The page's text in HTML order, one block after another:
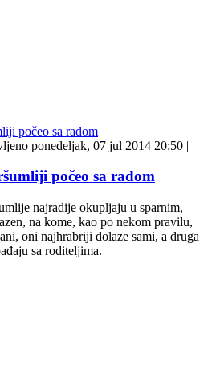
ponedeljak, 07 jul 2014 20:50 |
počeo sa radom
najradije okupljaju u sparnim,
na kome, kao po nekom pravilu,
oni najhrabriji dolaze sami, a druga
sa roditeljima.